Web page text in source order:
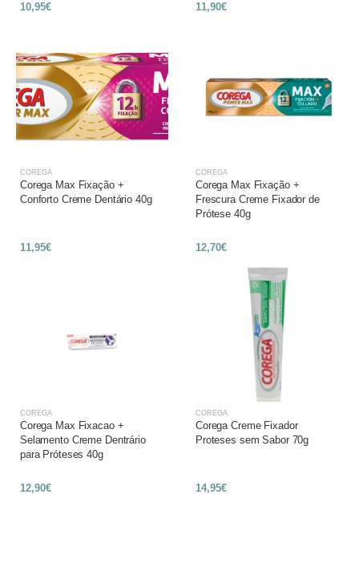
10,95€ 11,90€
COREGA
Corega Max Fixação +
Conforto Creme Dentário 40g
11,95€
COREGA
Corega Max Fixação +
Frescura Creme Fixador de
Prótese 40g
12,70€
COREGA
Corega Max Fixacao +
Selamento Creme Dentrário
para Próteses 40g
12,90€
COREGA
Corega Creme Fixador
Proteses sem Sabor 70g
14,95€